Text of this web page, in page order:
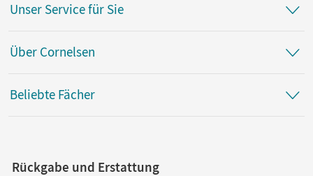
Unser Service für Sie
Über Cornelsen
Beliebte Fächer
Rückgabe und Erstattung